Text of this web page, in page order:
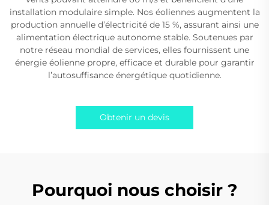
installation modulaire simple. Nos éoliennes augmentent la
production annuelle d’électricité de 15 %, assurant ainsi une
alimentation électrique autonome stable. Soutenues par
notre réseau mondial de services, elles fournissent une
énergie éolienne propre, efficace et durable pour garantir
l’autosuffisance énergétique quotidienne.
Obtenir un devis
Pourquoi nous choisir ?